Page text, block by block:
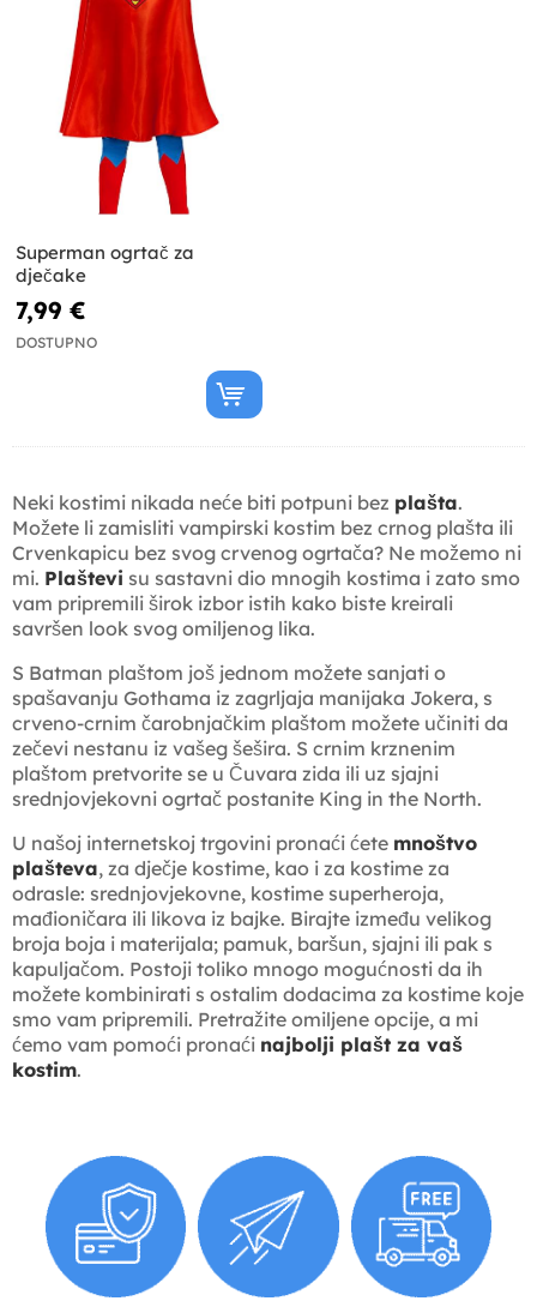
Superman ogrtač za
dječake
7,99 €
DOSTUPNO
Neki kostimi nikada neće biti potpuni bez plašta.
Možete li zamisliti vampirski kostim bez crnog plašta ili
Crvenkapicu bez svog crvenog ogrtača? Ne možemo ni
mi. Plaštevi su sastavni dio mnogih kostima i zato smo
vam pripremili širok izbor istih kako biste kreirali
savršen look svog omiljenog lika.
S Batman plaštom još jednom možete sanjati o
spašavanju Gothama iz zagrljaja manijaka Jokera, s
crveno-crnim čarobnjačkim plaštom možete učiniti da
zečevi nestanu iz vašeg šešira. S crnim krznenim
plaštom pretvorite se u Čuvara zida ili uz sjajni
srednjovjekovni ogrtač postanite King in the North.
U našoj internetskoj trgovini pronaći ćete mnoštvo
plašteva, za dječje kostime, kao i za kostime za
odrasle: srednjovjekovne, kostime superheroja,
mađioničara ili likova iz bajke. Birajte između velikog
broja boja i materijala; pamuk, baršun, sjajni ili pak s
kapuljačom. Postoji toliko mnogo mogućnosti da ih
možete kombinirati s ostalim dodacima za kostime koje
smo vam pripremili. Pretražite omiljene opcije, a mi
ćemo vam pomoći pronaći najbolji plašt za vaš
kostim.